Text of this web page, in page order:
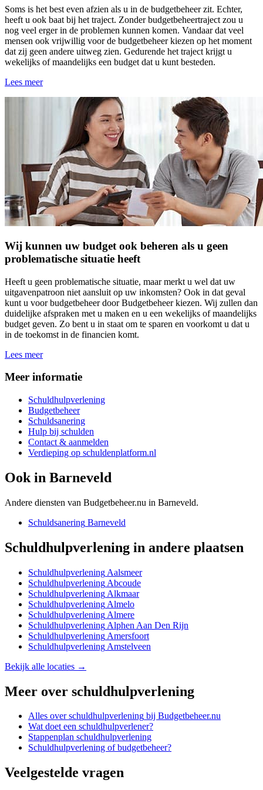
Soms is het best even afzien als u in de budgetbeheer zit. Echter,
heeft u ook baat bij het traject. Zonder budgetbeheertraject zou u
nog veel erger in de problemen kunnen komen. Vandaar dat veel
mensen ook vrijwillig voor de budgetbeheer kiezen op het moment
dat zij geen andere uitweg zien. Gedurende het traject krijgt u
wekelijks of maandelijks een budget dat u kunt besteden.
Lees meer
Wij kunnen uw budget ook beheren als u geen
problematische situatie heeft
Heeft u geen problematische situatie, maar merkt u wel dat uw
uitgavenpatroon niet aansluit op uw inkomsten? Ook in dat geval
kunt u voor budgetbeheer door Budgetbeheer kiezen. Wij zullen dan
duidelijke afspraken met u maken en u een wekelijks of maandelijks
budget geven. Zo bent u in staat om te sparen en voorkomt u dat u
in de toekomst in de financien komt.
Lees meer
Meer informatie
Schuldhulpverlening
Budgetbeheer
Schuldsanering
Hulp bij schulden
Contact & aanmelden
Verdieping op schuldenplatform.nl
Ook in Barneveld
Andere diensten van Budgetbeheer.nu in Barneveld.
Schuldsanering Barneveld
Schuldhulpverlening in andere plaatsen
Schuldhulpverlening Aalsmeer
Schuldhulpverlening Abcoude
Schuldhulpverlening Alkmaar
Schuldhulpverlening Almelo
Schuldhulpverlening Almere
Schuldhulpverlening Alphen Aan Den Rijn
Schuldhulpverlening Amersfoort
Schuldhulpverlening Amstelveen
Bekijk alle locaties →
Meer over schuldhulpverlening
Alles overschuldhulpverlening bij Budgetbeheer.nu
Wat doet een schuldhulpverlener?
Stappenplan schuldhulpverlening
Schuldhulpverlening of budgetbeheer?
Veelgestelde vragen